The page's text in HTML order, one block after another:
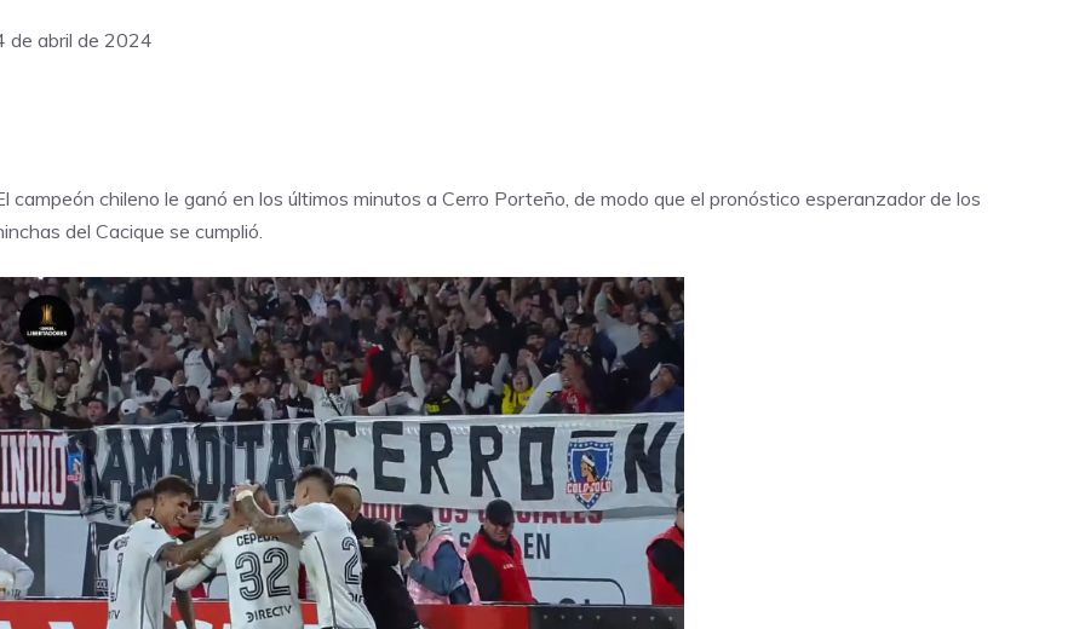
de abril de 2024
campeón chileno le ganó en los últimos minutos a Cerro Porteño, de modo que el pronóstico esperanzador de los
del Cacique se cumplió.